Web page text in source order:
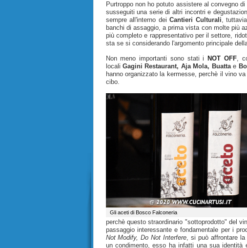
Purtroppo non ho potuto assistere al convegno
susseguiti una serie di altri incontri e
sempre all'interno dei Cantieri Culturali,
banchi di assaggio, a prima vista con molte più
più completo e rappresentativo per il settore,
sta se si considerando l'argomento principale
Non meno importanti sono stati i NOT OFF,
locali Gagini Restaurant, Aja Mola, Buattae
hanno organizzato la kermesse, perchè il vino
cibo.
Gli aceti di Bosco Falconeria
perchè questo straordinario "sottoprodotto" del
passaggio interessante e fondamentale per i
Not Modify, Do Not Interfere, si può affrontare la
un condimento, esso ha infatti una sua